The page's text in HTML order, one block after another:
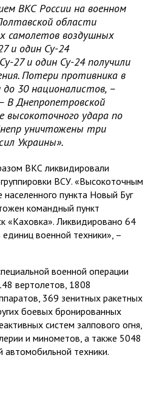
ВКС России на военном
области
самолетов воздушных
и один Су-24
27 и один Су-24 получили
Потери противника в
30 националистов, –
В Днепропетровской
удара по
уничтожены три
Украины».
ВКС ликвидировали
ВСУ. «Высокоточным
пункта Новый Буг
командный пункт
«Каховка». Ликвидировано 64
военной техники», –
военной операции
вертолетов, 1808
369 зенитных ракетных
боевых бронированных
систем залпового огня,
и минометов, а также 5048
автомобильной техники.